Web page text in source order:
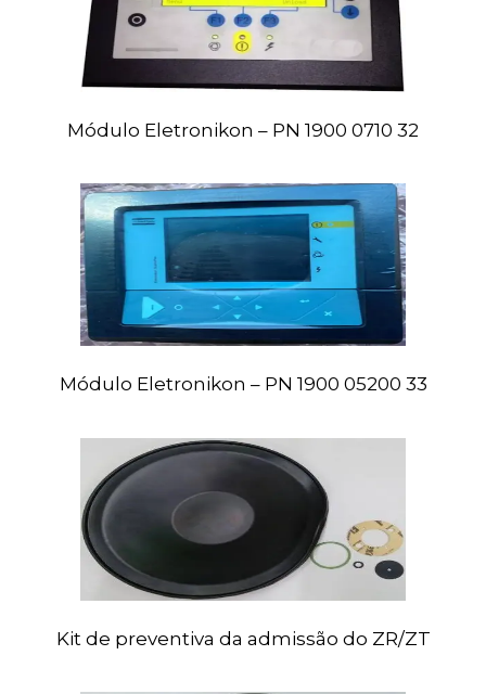
Módulo Eletronikon – PN 1900 0710 32
Módulo Eletronikon – PN 1900 05200 33
Kit de preventiva da admissão do ZR/ZT